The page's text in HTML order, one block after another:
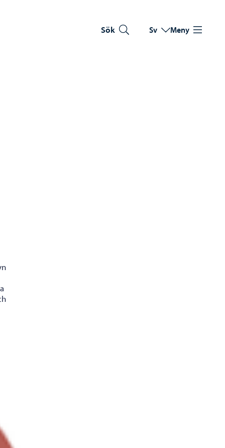
Sök Byt språk
Nuvarande språk:
Sv Meny